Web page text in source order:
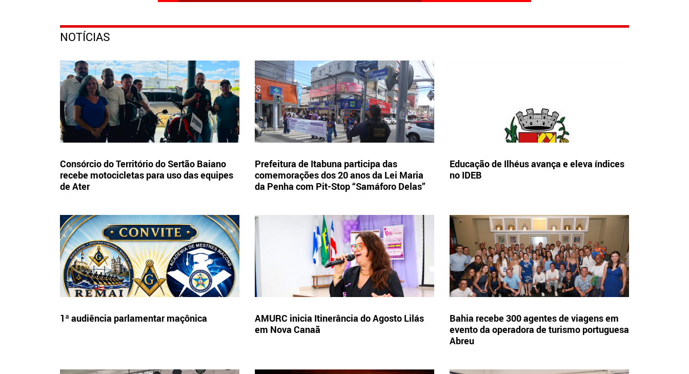
NOTÍCIAS
Consórcio do Território do Sertão Baiano
recebe motocicletas para uso das equipes
de Ater
Prefeitura de Itabuna participa das
comemorações dos 20 anos da Lei Maria
da Penha com Pit-Stop “Samáforo Delas”
Educação de Ilhéus avança e eleva índices
no IDEB
1ª audiência parlamentar maçônica
AMURC inicia Itinerância do Agosto Lilás
em Nova Canaã
Bahia recebe 300 agentes de viagens em
evento da operadora de turismo portuguesa
Abreu